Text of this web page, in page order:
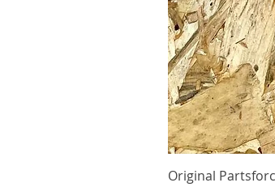
Original